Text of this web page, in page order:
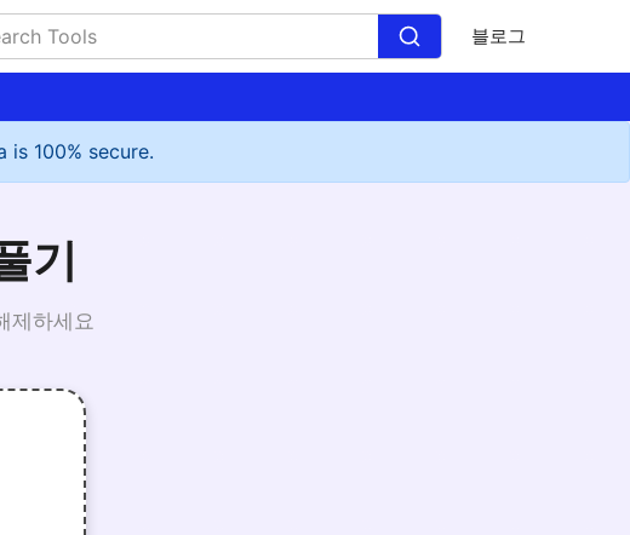
블로그
100% secure.
기
제하세요